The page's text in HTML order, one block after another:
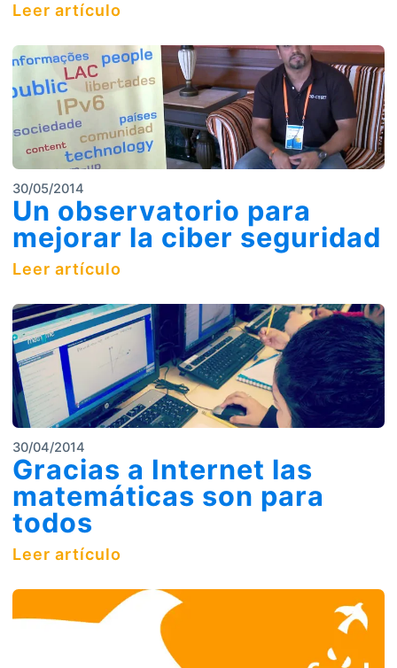
Leer artículo
30/05/2014
Un observatorio para
mejorar la ciber seguridad
Leer artículo
30/04/2014
Gracias a Internet las
matemáticas son para
todos
Leer artículo